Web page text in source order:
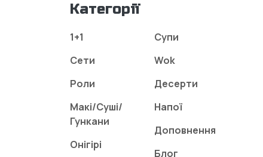
Категорії
1+1
Сети
Роли
Макі/Суші/
Гункани
Онігірі
Супи
Wok
Десерти
Напої
Доповнення
Блог